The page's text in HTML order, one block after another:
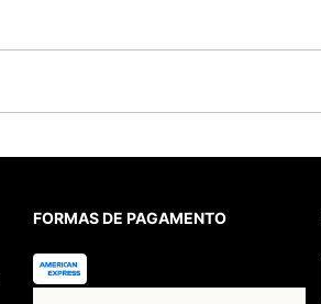
FORMAS DE PAGAMENTO